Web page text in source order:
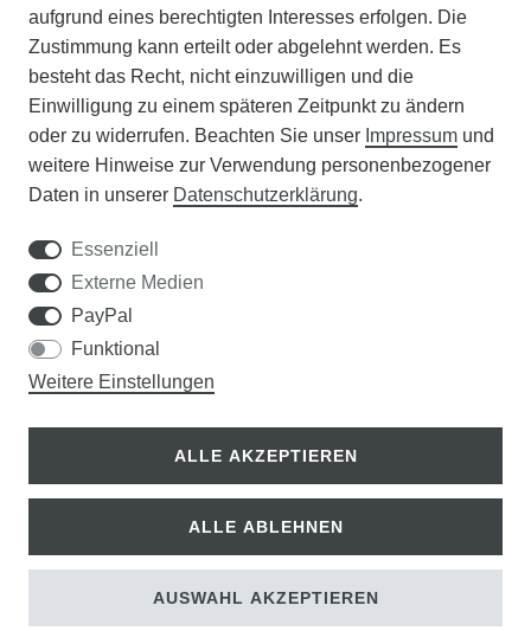
VERANSTALTUNGEN
APOTHEKERSCHRANK
WISSENSWERTES
DER WEG ZUM TRAUMRASEN
Samen Rohde GmbH
© Copyright 2026 | Alle Rechte vorbehalten.
aufgrund eines berechtigten Interesses erfolgen. Die
Zustimmung kann erteilt oder abgelehnt werden. Es
besteht das Recht, nicht einzuwilligen und die
Einwilligung zu einem späteren Zeitpunkt zu ändern
oder zu widerrufen. Beachten Sie unser Impressum und
weitere Hinweise zur Verwendung personenbezogener
Daten in unserer Daten­schutz­erklärung.
Essenziell
Externe Medien
PayPal
Funktional
Weitere Einstellungen
ALLE AKZEPTIEREN
ALLE ABLEHNEN
AUSWAHL AKZEPTIEREN